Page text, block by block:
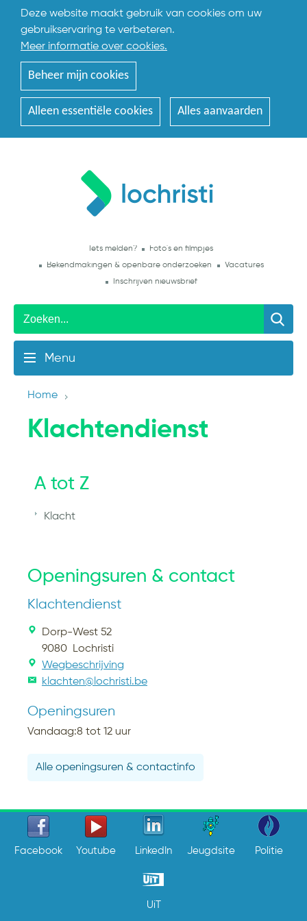
Deze website maakt gebruik van cookies om uw
gebruikservaring te verbeteren.
Meer informatie over cookies.
Beheer mijn cookies
Alleen essentiële cookies Alles aanvaarden
Iets melden?
Foto's en filmpjes
Bekendmakingen & openbare onderzoeken
Vacatures
Inschrijven nieuwsbrief
Menu
Home
Klachtendienst
A tot Z
Klacht
Openingsuren & contact
Klachtendienst
Dorp-West 52
9080
Lochristi
Wegbeschrijving
klachten@lochristi.be
Openingsuren
Vandaag:8 tot 12 uur
Alle openingsuren & contactinfo
Facebook Youtube LinkedIn Jeugdsite Politie
UiT